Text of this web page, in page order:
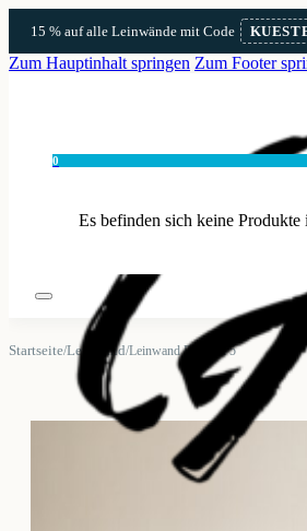
15 % auf alle Leinwände mit Code
Zum Hauptinhalt springen Zum Footer
0
Es befinden sich keine Produkte
Startseite/Leinwand/Leinwand Blåvand 5